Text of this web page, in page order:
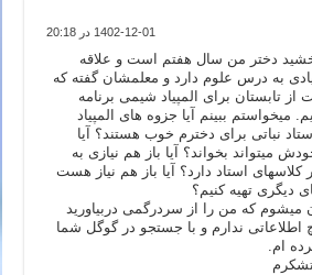
1402-12-01 در 20:18
دختر من سال هفتم است و علاقه
به درس علوم دارد و معلمشان گفته که
از تابستان برای المپیاد شیمی برنامه
میخواستم ببینم آیا جزوه های المپیاد
نباتی برای دخترم خوب هستند؟ آیا
میتواند بخواند؟ آیا باز هم نیازی به
کلاسهای استاد دارد؟ آیا باز هم نیاز هست
دیگری تهیه کنیم؟
میشوم که من را از سردرگمی دربیاورید
اطلاعاتی ندارم و با جستجو در گوگل شما
ام.